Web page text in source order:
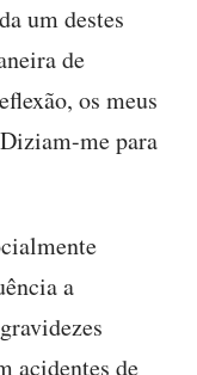
um destes
de
os meus
me para
a
acidentes de